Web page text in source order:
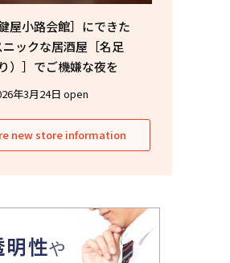
屋小路会館］にできた
ックな居酒屋［名足
り）］でご機嫌な夜を
年3月24日 open
new store information